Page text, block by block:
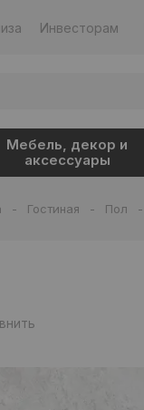
Инвесторам
Мебель, декор и
аксессуары
- Гостиная - Пол -